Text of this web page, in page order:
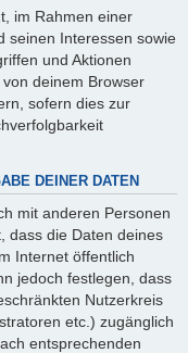
im Rahmen einer
seinen Interessen sowie
und Aktionen
deinem Browser
sofern dies zur
DEINER DATEN
mit anderen Personen
dass die Daten deines
Internet öffentlich
jedoch festlegen, dass
Nutzerkreis
etc.) zugänglich
entsprechenden